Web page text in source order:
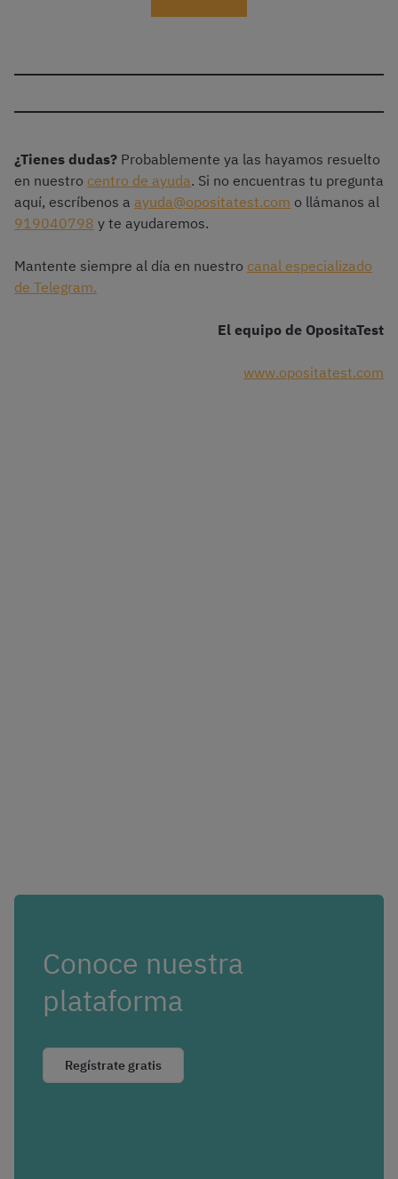
¿Tienes dudas? Probablemente ya las hayamos resuelto
en nuestro centro de ayuda. Si no encuentras tu pregunta
aquí, escríbenos a ayuda@opositatest.com o llámanos al
919040798 y te ayudaremos.
Mantente siempre al día en nuestro canal especializado
de Telegram.
El equipo de OpositaTest
www.opositatest.com
Conoce nuestra
plataforma
Regístrate gratis